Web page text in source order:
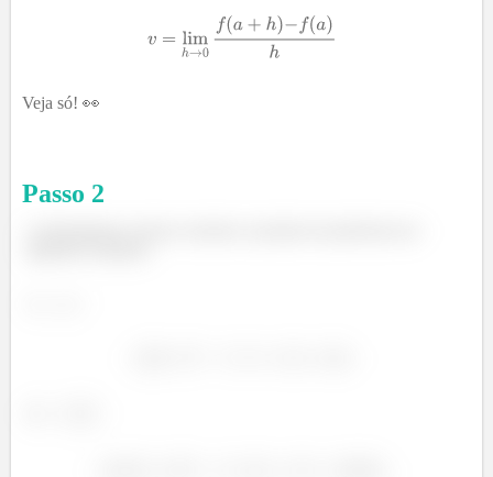
Veja só! 👀
Passo 2